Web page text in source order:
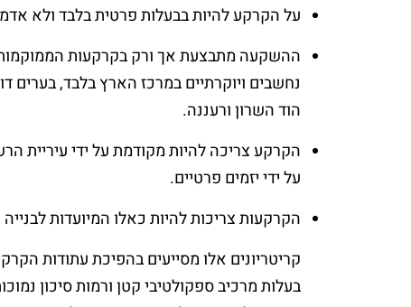
על הקרקע להיות בבעלות פרטית בלבד ולא
ההשקעה מתבצעת אך ורק בקרקעות
נחשבים ויוקרתיים במרכז הארץ בלבד, בערים
הוד השרון ורעננה.
הקרקע צריכה להיות מקודמת על ידי עיריית
על ידי יזמים פרטיים.
הקרקעות צריכות להיות כאלו המיועדות
קריטריונים אלו מסייעים בהפיכת עתודות
בעלות מרכיב ספקולטיבי קטן ורמות סיכון